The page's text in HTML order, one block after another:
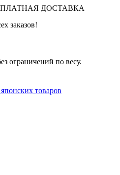
ДОСТАВКА
заказов!
ограничений по весу.